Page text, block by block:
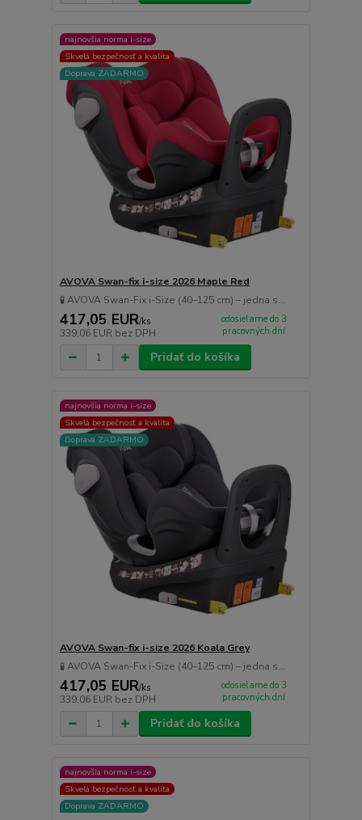
najnovšia norma i-size
Skvelá bezpečnosť a kvalita
Doprava ZADARMO
AVOVA Swan-fix i-size 2026 Maple Red
🧪 AVOVA Swan-Fix i-Size (40–125 cm) – jedna s...
417,05 EUR/ks
339,06 EUR bez DPH
odosielame do 3
pracovných dní
Pridať do košíka
najnovšia norma i-size
Skvelá bezpečnosť a kvalita
Doprava ZADARMO
AVOVA Swan-fix i-size 2026 Koala Grey
🧪 AVOVA Swan-Fix i-Size (40–125 cm) – jedna s...
417,05 EUR/ks
339,06 EUR bez DPH
odosielame do 3
pracovných dní
Pridať do košíka
najnovšia norma i-size
Skvelá bezpečnosť a kvalita
Doprava ZADARMO